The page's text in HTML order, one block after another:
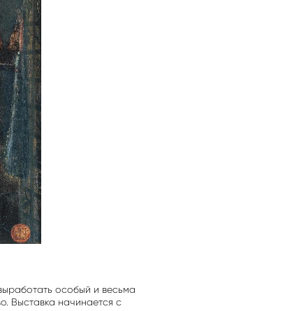
особый и весьма
Выставка начинается с